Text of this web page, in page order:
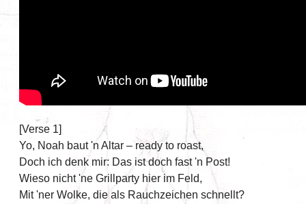
[Verse 1]
Yo, Noah baut 'n Altar – ready to roast,
Doch ich denk mir: Das ist doch fast 'n Post!
Wieso nicht 'ne Grillparty hier im Feld,
Mit 'ner Wolke, die als Rauchzeichen schnellt?